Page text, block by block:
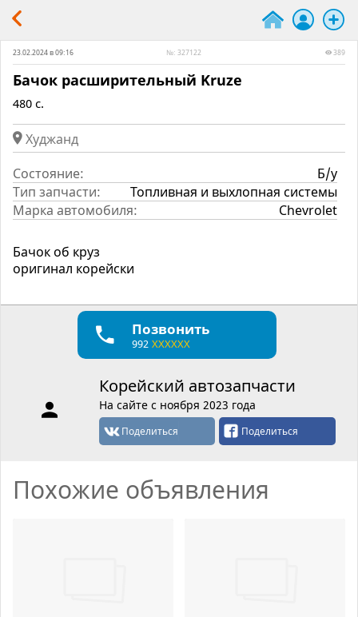
Бачок расширительный Kruze
480 c.
Худжанд
23.02.2024 в 09:16 №: 327122 389
Состояние:
Б/у
Тип запчасти:
Топливная и выхлопная системы
Марка автомобиля:
Chevrolet
Бачок об круз
оригинал корейски
Позвонить
992 XXXXXX
Корейский автозапчасти
На сайте с ноября 2023 года
Поделиться Поделиться
Похожие объявления